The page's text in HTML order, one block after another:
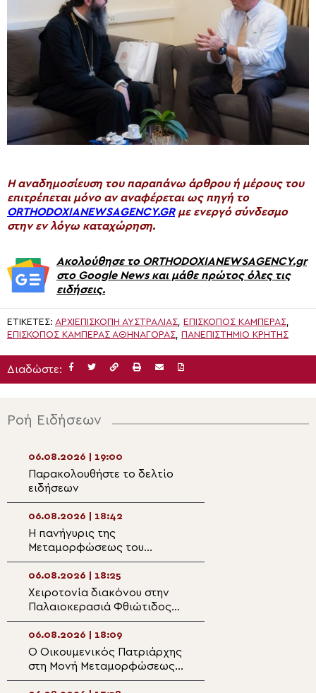
H αναδημοσίευση του παραπάνω άρθρου ή μέρους του
επιτρέπεται μόνο αν αναφέρεται ως πηγή το
ORTHODOXIANEWSAGENCY.GRμε ενεργό σύνδεσμο
στην εν λόγω καταχώρηση.
Ακολούθησε το ORTHODOXIANEWSAGENCY.gr
στο Google News και μάθε πρώτος όλες τις
ειδήσεις.
ΕΤΙΚΈΤΕΣ: ΑΡΧΙΕΠΙΣΚΟΠΉ ΑΥΣΤΡΑΛΊΑΣ ΕΠΊΣΚΟΠΟΣ ΚΑΜΠΈΡΑΣ
ΕΠΊΣΚΟΠΟΣ ΚΑΜΠΈΡΑΣ ΑΘΗΝΑΓΌΡΑΣ ΠΑΝΕΠΙΣΤΉΜΙΟ ΚΡΉΤΗΣ
Διαδώστε:
Ροή Ειδήσεων
06.08.2026 | 19:00
Παρακολουθήστε το δελτίο
ειδήσεων
06.08.2026 | 18:42
Η πανήγυρις της
Μεταμορφώσεως του
Σωτήρος στη Θεσσαλονίκη
06.08.2026 | 18:25
Χειροτονία διακόνου στην
Παλαιοκερασιά Φθιώτιδος
(ΒΙΝΤΕΟ)
06.08.2026 | 18:09
Ο Οικουμενικός Πατριάρχης
στη Μονή Μεταμορφώσεως
Σωτήρος της Πρώτης των